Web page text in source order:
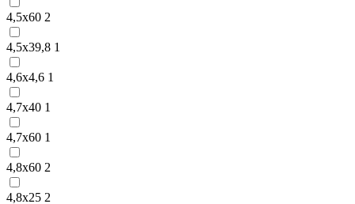
4,5х60 2
4,5х39,8 1
4,6х4,6 1
4,7х40 1
4,7х60 1
4,8х60 2
4,8х25 2